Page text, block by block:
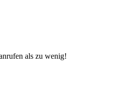
als zu wenig!